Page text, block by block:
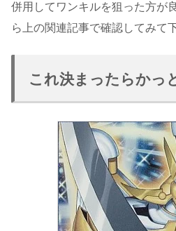
併用してワンキルを狙った方が
ら上の関連記事で確認してみて
これ決まったらかっ